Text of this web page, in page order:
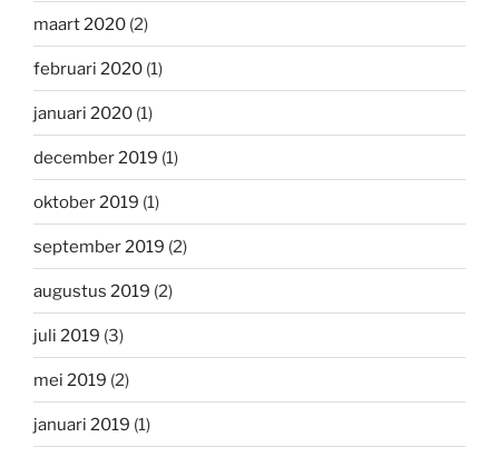
maart 2020 (2)
februari 2020 (1)
januari 2020 (1)
december 2019 (1)
oktober 2019 (1)
september 2019 (2)
augustus 2019 (2)
juli 2019 (3)
mei 2019 (2)
januari 2019 (1)